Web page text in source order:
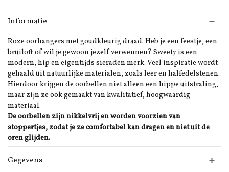
Informatie
Roze oorhangers met goudkleurig draad. Heb je een feestje, een
bruiloft of wil je gewoon jezelf verwennen? Sweet7 is een
modern, hip en eigentijds sieraden merk. Veel inspiratie wordt
gehaald uit natuurlijke materialen, zoals leer en halfedelstenen.
Hierdoor krijgen de oorbellen niet alleen een hippe uitstraling,
maar zijn ze ook gemaakt van kwalitatief, hoogwaardig
materiaal.
De oorbellen zijn nikkelvrij en worden voorzien van
stoppertjes, zodat je ze comfortabel kan dragen en niet uit de
oren glijden.
Gegevens